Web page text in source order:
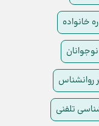
خانواده
روانشناس
تلفنی